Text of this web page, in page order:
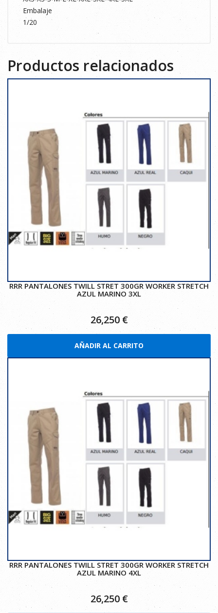
Embalaje
1/20
Productos relacionados
RRR PANTALONES TWILL STRET 300GR WORKER STRETCH
AZUL MARINO 3XL
26,250 €
AÑADIR AL CARRITO
RRR PANTALONES TWILL STRET 300GR WORKER STRETCH
AZUL MARINO 4XL
26,250€